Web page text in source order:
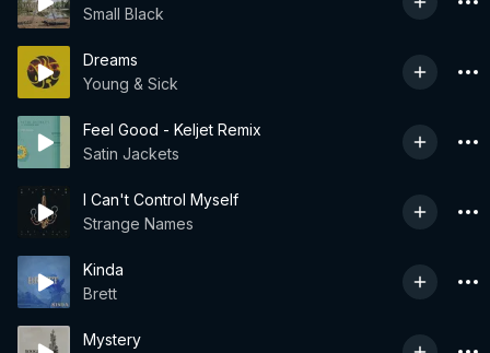
Small Black
Dreams
Young & Sick
Feel Good - Keljet Remix
Satin Jackets
I Can't Control Myself
Strange Names
Kinda
Brett
Mystery